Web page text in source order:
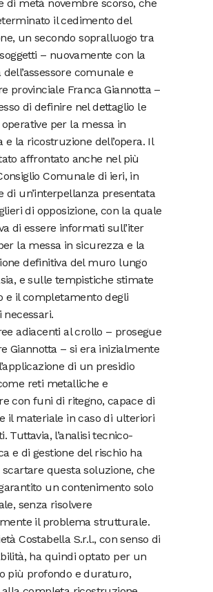
di metà novembre scorso, che
il cedimento del
un secondo sopralluogo tra
– nuovamente con la
comunale e
provinciale Franca Giannotta –
di definire nel dettaglio le
per la messa in
e la ricostruzione dell’opera. Il
affrontato anche nel più
Comunale di ieri, in
di un’interpellanza presentata
di opposizione, con la quale
di essere informati sull’iter
la messa in sicurezza e la
definitiva del muro lungo
e sulle tempistiche stimate
e il completamento degli
necessari.
adiacenti al crollo – prosegue
Giannotta – si era inizialmente
di un presidio
reti metalliche e
con funi di ritegno, capace di
il materiale in caso di ulteriori
Tuttavia, l’analisi tecnico-
e di gestione del rischio ha
questa soluzione, che
un contenimento solo
senza risolvere
il problema strutturale.
Costabella S.r.l., con senso di
ha quindi optato per un
più profondo e duraturo,